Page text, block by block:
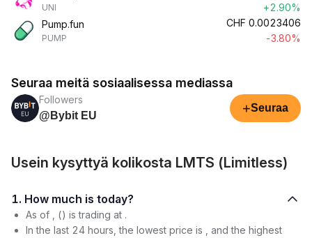
UNI
+2.90%
Pump.fun
PUMP
CHF 0.0023406
-3.80%
Seuraa meitä sosiaalisessa mediassa
Followers
@Bybit EU
+Seuraa
Usein kysyttyä kolikosta LMTS (Limitless)
1. How much is today?
As of , () is trading at .
In the last 24 hours, the lowest price is , and the highest